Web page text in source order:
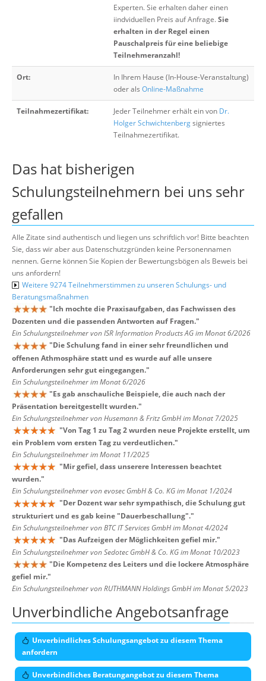
Experten. Sie erhalten daher einen
iindviduellen Preis auf Anfrage.Sie
erhalten in der Regel einen
Pauschalpreis für eine beliebige
Teilnehmeranzahl!
Ort:
In Ihrem Hause (In-House-Veranstaltung)
oder als Online-Maßnahme
Teilnahmezertifikat: Jeder Teilnehmer erhält ein von Dr.
Holger Schwichtenbergsigniertes
Teilnahmezertifikat.
Das hat bisherigen
Schulungsteilnehmern bei uns sehr
gefallen
Alle Zitate sind authentisch und liegen uns schriftlich vor! Bitte beachten
Sie, dass wir aber aus Datenschutzgründen keine Personennamen
nennen. Gerne können Sie Kopien der Bewertungsbögen als Beweis bei
uns anfordern!
Weitere 9274 Teilnehmerstimmen zu unseren Schulungs- und
Beratungsmaßnahmen
"Ich mochte die Praxisaufgaben, das Fachwissen des
Dozenten und die passenden Antworten auf Fragen."
Ein Schulungsteilnehmer von ISR Information Products AG im Monat 6/2026
"Die Schulung fand in einer sehr freundlichen und
offenen Athmosphäre statt und es wurde auf alle unsere
Anforderungen sehr gut eingegangen."
Ein Schulungsteilnehmer im Monat 6/2026
"Es gab anschauliche Beispiele, die auch nach der
Präsentation bereitgestellt wurden."
Ein Schulungsteilnehmer von Husemann & Fritz GmbH im Monat 7/2025
"Von Tag 1 zu Tag 2 wurden neue Projekte erstellt, um
ein Problem vom ersten Tag zu verdeutlichen."
Ein Schulungsteilnehmer im Monat 11/2025
"Mir gefiel, dass unserere Interessen beachtet
wurden."
Ein Schulungsteilnehmer von evosec GmbH & Co. KG im Monat 1/2024
"Der Dozent war sehr sympathisch, die Schulung gut
strukturiert und es gab keine "Dauerbeschallung"."
Ein Schulungsteilnehmer von BTC IT Services GmbH im Monat 4/2024
"Das Aufzeigen der Möglichkeiten gefiel mir."
Ein Schulungsteilnehmer von Sedotec GmbH & Co. KG im Monat 10/2023
"Die Kompetenz des Leiters und die lockere Atmosphäre
gefiel mir."
Ein Schulungsteilnehmer von RUTHMANN Holdings GmbH im Monat 5/2023
Unverbindliche Angebotsanfrage
Unverbindliches Schulungsangebot zu diesem Thema
anfordern
Unverbindliches Beratungangebot zu diesem Thema